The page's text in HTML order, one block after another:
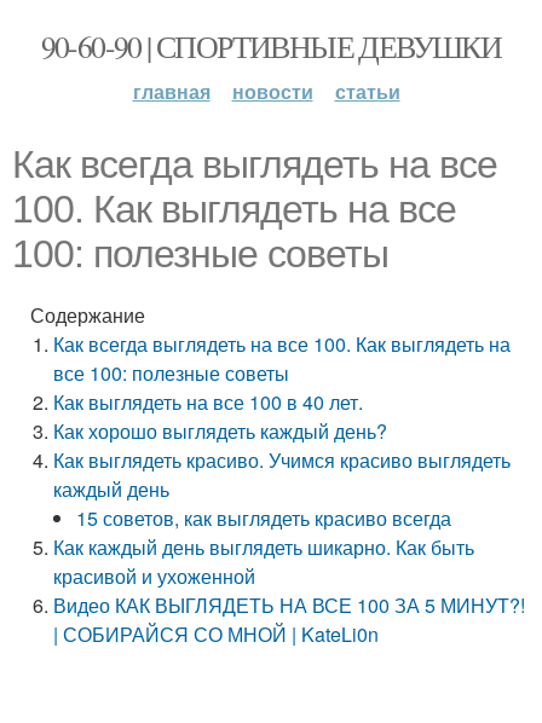
90-60-90 | СПОРТИВНЫЕ ДЕВУШКИ
главная новости статьи
Как всегда выглядеть на все
100. Как выглядеть на все
100: полезные советы
Содержание
Как всегда выглядеть на все 100. Как выглядеть на
все 100: полезные советы
Как выглядеть на все 100 в 40 лет.
Как хорошо выглядеть каждый день?
Как выглядеть красиво. Учимся красиво выглядеть
каждый день
15 советов, как выглядеть красиво всегда
Как каждый день выглядеть шикарно. Как быть
красивой и ухоженной
Видео КАК ВЫГЛЯДЕТЬ НА ВСЕ 100 ЗА 5 МИНУТ?!
| СОБИРАЙСЯ СО МНОЙ | KateLi0n